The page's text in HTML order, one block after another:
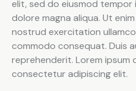
elit, sed do eiusmod
dolore magna aliqua. Ut
nostrud exercitation
commodo consequat. Duis
reprehenderit. Lorem ipsum
consectetur adipiscing elit.